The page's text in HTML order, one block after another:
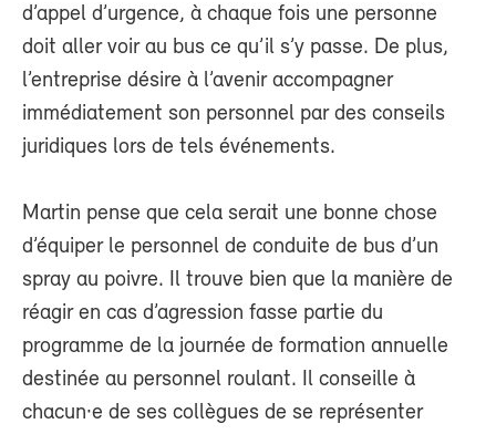
d’appel d’urgence, à chaque fois une personne
doit aller voir au bus ce qu’il s’y passe. De plus,
l’entreprise désire à l’avenir accompagner
immédiatement son personnel par des conseils
juridiques lors de tels événements.
Martin pense que cela serait une bonne chose
d’équiper le personnel de conduite de bus d’un
spray au poivre. Il trouve bien que la manière de
réagir en cas d’agression fasse partie du
programme de la journée de formation annuelle
destinée au personnel roulant. Il conseille à
chacun·e de ses collègues de se représenter